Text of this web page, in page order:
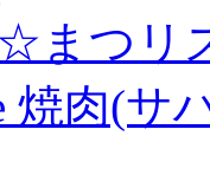
☆まつリ
焼肉(サ